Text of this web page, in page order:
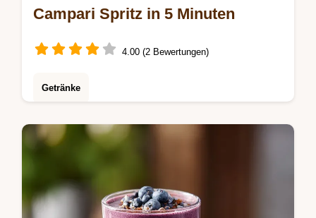
Campari Spritz in 5 Minuten
4.00 (2 Bewertungen)
Getränke
Tage. Dieses Campari Spritz Rezept ist
Common mistakes checklist. In 5 Min.